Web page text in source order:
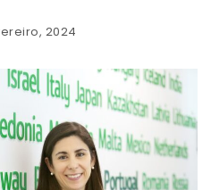
2024